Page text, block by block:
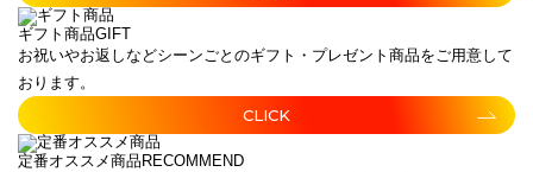
ギフト商品GIFT
お祝いやお返しなどシーンごとのギフト・プレゼント商品をご用意して
おります。
CLICK
定番オススメ商品 RECOMMEND